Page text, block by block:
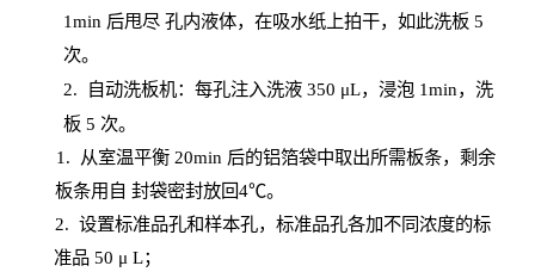
1min 后甩尽 孔内液体，在吸水纸上拍干，如此洗板 5
次。
2.
自动洗板机：每孔注入洗液 350 μL，浸泡 1min，洗
板 5 次。
1 . 从室温平衡 20min 后的铝箔袋中取出所需板条，剩余
板条用自 封袋密封放回4℃。
2. 设置标准品孔和样本孔，标准品孔各加不同浓度的标
准品 50 μ L；